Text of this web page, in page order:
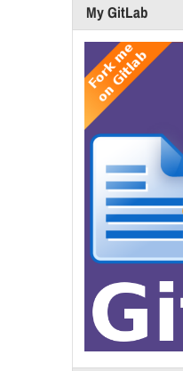
My GitLab